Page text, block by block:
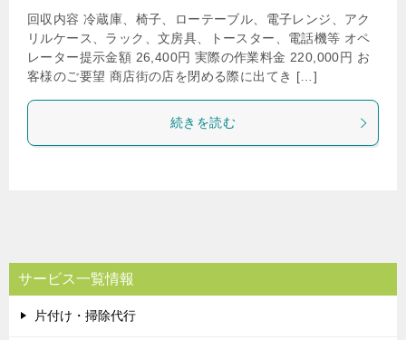
回収内容 冷蔵庫、椅子、ローテーブル、電子レンジ、アク
リルケース、ラック、文房具、トースター、電話機等 オペ
レーター提示金額 26,400円 実際の作業料金 220,000円 お
客様のご要望 商店街の店を閉める際に出てき […]
続きを読む
サービス一覧情報
片付け・掃除代行